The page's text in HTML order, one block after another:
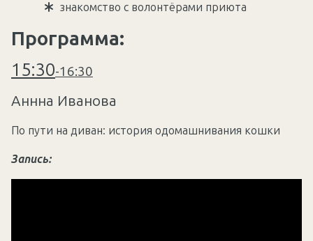
знакомство с волонтёрами приюта
Программа:
15:30-16:30
Аннна Иванова
По пути на диван: история одомашнивания кошки
Запись: